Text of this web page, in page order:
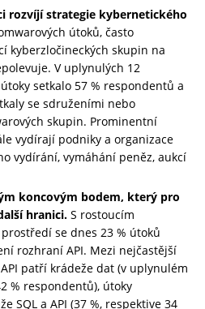
rozvíjí strategie kybernetického
útoků, často
kyberzločineckých skupin na
V uplynulých 12
setkalo 57 % respondentů a
se sdruženími nebo
skupin. Prominentní
vydírají podniky a organizace
vydírání, vymáhání peněz, aukcí
koncovým bodem, který pro
hranici. S rostoucím
se dnes 23 % útoků
rozhraní API. Mezi nejčastější
patří krádeže dat (v uplynulém
% respondentů), útoky
SQL a API (37 %, respektive 34